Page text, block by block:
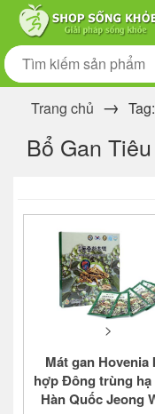
Trang chủ
Bổ Gan
>
Mát gan Hovenia
hợp Đông trùng hạ
Hàn Quốc Jeong